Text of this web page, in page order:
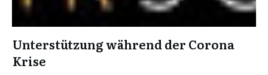
Unterstützung während der Corona
Krise